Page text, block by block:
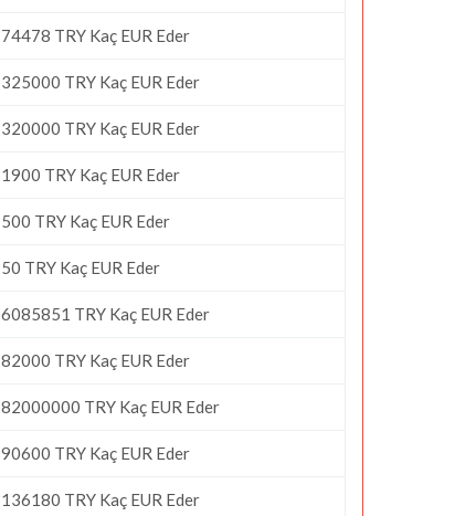
74478 TRY Kaç EUR Eder
325000 TRY Kaç EUR Eder
320000 TRY Kaç EUR Eder
1900 TRY Kaç EUR Eder
500 TRY Kaç EUR Eder
50 TRY Kaç EUR Eder
6085851 TRY Kaç EUR Eder
82000 TRY Kaç EUR Eder
82000000 TRY Kaç EUR Eder
90600 TRY Kaç EUR Eder
136180 TRY Kaç EUR Eder